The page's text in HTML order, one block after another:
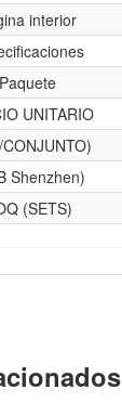
interior
Paquete
UNITARIO
Shenzhen)
(SETS)